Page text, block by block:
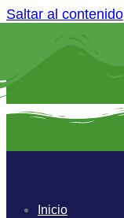
Saltar al contenido
Inicio